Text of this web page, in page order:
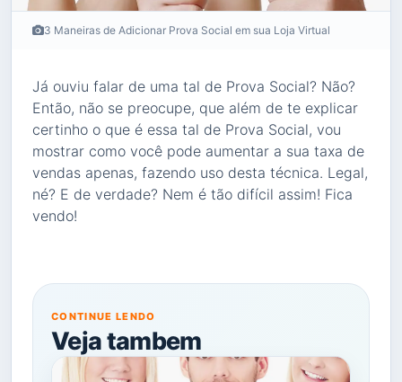
3 Maneiras de Adicionar Prova Social em sua Loja Virtual
Já ouviu falar de uma tal de Prova Social? Não?
Então, não se preocupe, que além de te explicar
certinho o que é essa tal de Prova Social, vou
mostrar como você pode aumentar a sua taxa de
vendas apenas, fazendo uso desta técnica. Legal,
né? E de verdade? Nem é tão difícil assim! Fica
vendo!
CONTINUE LENDO
Veja tambem